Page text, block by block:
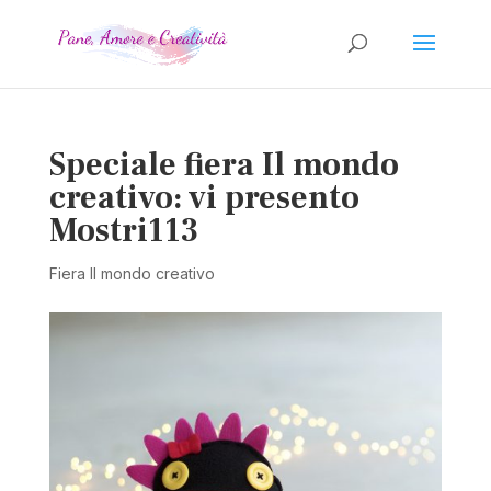
Speciale fiera Il mondo
creativo: vi presento
Mostri113
Fiera Il mondo creativo